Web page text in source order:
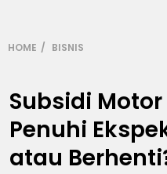
HOME BISNIS
Subsidi
Penuhi
atau